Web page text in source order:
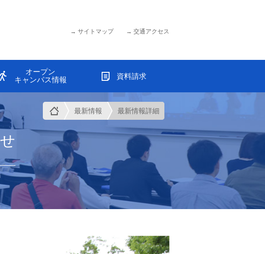
サイトマップ 交通アクセス
オープン
キャンパス情報
資料請求
最新情報 最新情報詳細